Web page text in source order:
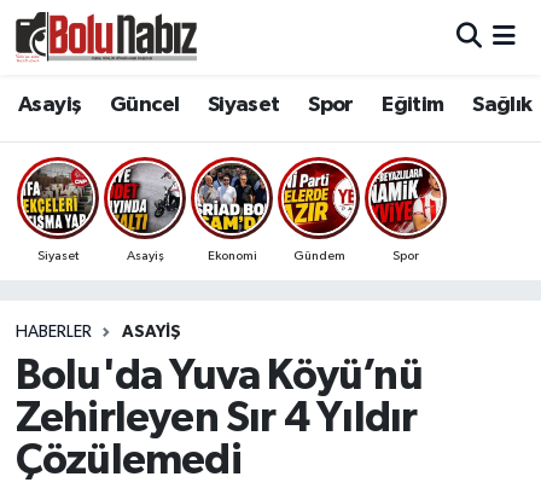
Asayiş Güncel Siyaset Spor Eğitim Sağlık
Siyaset Asayiş Ekonomi Gündem Spor
HABERLER ASAYIŞ
Bolu'da Yuva Köyü’nü
Zehirleyen Sır 4 Yıldır
Çözülemedi
Güncel
Bolu Hava Durumu
Bolu Namaz Vakitleri
Süper Lig Puan Durumu ve Fikstür
Tüm Manşetler
Son Dakika Haberleri